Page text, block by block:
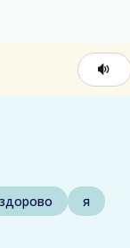
здорово я